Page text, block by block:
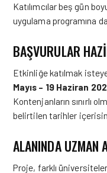
Katılımcılar beş gün
uygulama programına
BAŞVURULAR
Etkinliğe katılmak
Mayıs – 19 Haziran
Kontenjanların sınırlı
belirtilen tarihler
ALANINDA UZMAN
Proje, farklı